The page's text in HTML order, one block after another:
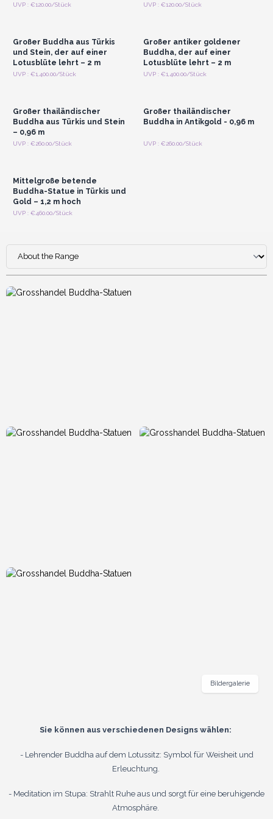
UVP : €120.00/Stück UVP : €120.00/Stück
Anmelden oder
Großer Buddha aus Türkis
und Stein, der auf einer
Lotusblüte lehrt – 2 m
UVP : €1,400.00/Stück
Anmelden oder
Großer antiker goldener
Buddha, der auf einer
Lotusblüte lehrt – 2 m
UVP : €1,400.00/Stück
Anmelden oder
Großer thailändischer
Buddha aus Türkis und Stein
– 0,96 m
UVP : €260.00/Stück
Anmelden oder
Großer thailändischer
Buddha in Antikgold - 0,96 m
UVP : €260.00/Stück
Anmelden oder
Mittelgroße betende
Buddha-Statue in Türkis und
Gold – 1,2 m hoch
UVP : €460.00/Stück
Sie können aus verschiedenen Designs wählen:
- Lehrender Buddha auf dem Lotussitz: Symbol für Weisheit und
Erleuchtung.
- Meditation im Stupa: Strahlt Ruhe aus und sorgt für eine beruhigende
Atmosphäre.
Bildergalerie